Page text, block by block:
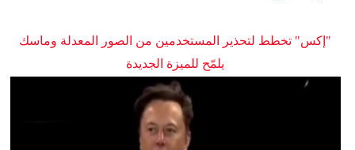
"إكس" تخطط لتحذير المستخدمين من الصور المعدلة وماسك
يلمّح للميزة الجديدة